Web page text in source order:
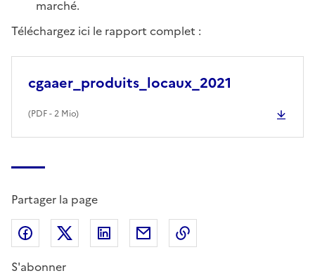
marché.
Téléchargez ici le rapport complet :
cgaaer_produits_locaux_2021
(PDF- 2 Mio)
Partager la page
Partager sur Facebook
Partager sur X (anciennement Twitter)
Partager sur LinkedIn
Partager par email
S'abonner